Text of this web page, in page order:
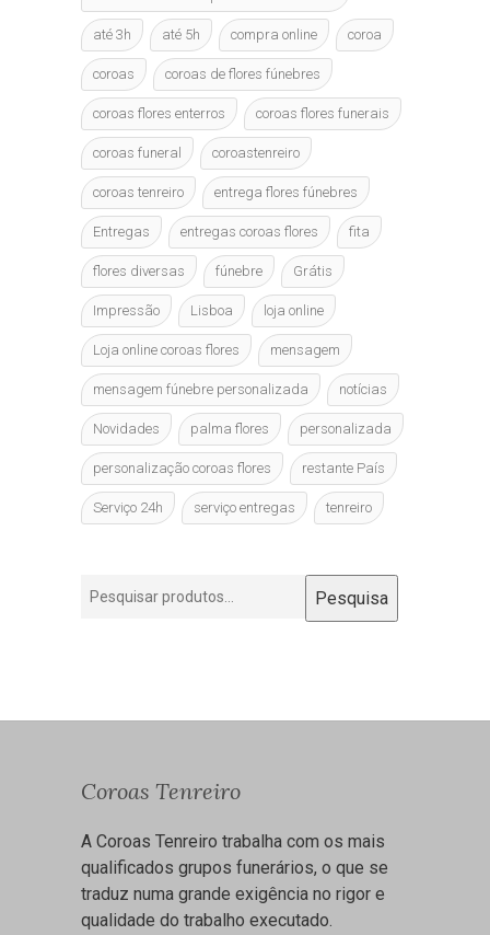
the
product
page
page
até 3h até 5h compra online coroa
coroas coroas de flores fúnebres
coroas flores enterros coroas flores funerais
coroas funeral coroastenreiro
coroas tenreiro entrega flores fúnebres
Entregas entregas coroas flores fita
flores diversas fúnebre Grátis
Impressão Lisboa loja online
Loja online coroas flores mensagem
mensagem fúnebre personalizada notícias
Novidades palma flores personalizada
personalização coroas flores restante País
Serviço 24h serviço entregas tenreiro
Pesquisar
por:
Pesquisa
Coroas Tenreiro
A Coroas Tenreiro trabalha com os mais
qualificados grupos funerários, o que se
traduz numa grande exigência no rigor e
qualidade do trabalho executado.